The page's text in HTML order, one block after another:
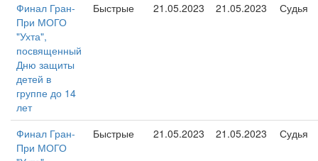
Финал Гран-
При МОГО
"Ухта",
посвященный
Дню защиты
детей в
группе до 14
лет
Быстрые 21.05.2023 21.05.2023 Судья
Финал Гран-
При МОГО
Быстрые 21.05.2023 21.05.2023 Судья